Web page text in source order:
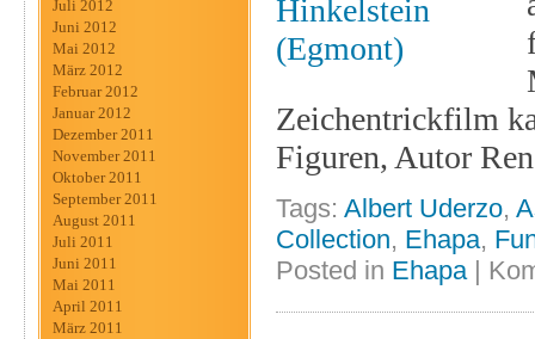
Juli 2012
Juni 2012
Mai 2012
März 2012
Februar 2012
Januar 2012
Dezember 2011
November 2011
Oktober 2011
September 2011
August 2011
Juli 2011
Juni 2011
Mai 2011
April 2011
März 2011
Zeichentrickfilm
Figuren, Autor
Tags: Albert Uderzo,
Collection, Ehapa,
Posted in Ehapa |